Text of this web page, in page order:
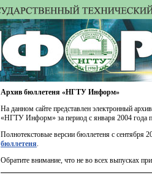
Архив бюллетеня «НГТУ Информ»
На данном сайте представлен электронный
«НГТУ Информ» за период с января 2004 года
Полнотекстовые версии бюллетеня с сентября
бюллетеня.
Обратите внимание, что не во всех выпусках